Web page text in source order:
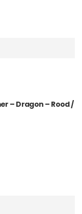
– Dragon – Rood /